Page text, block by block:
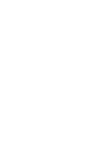
sur LinkedIn,